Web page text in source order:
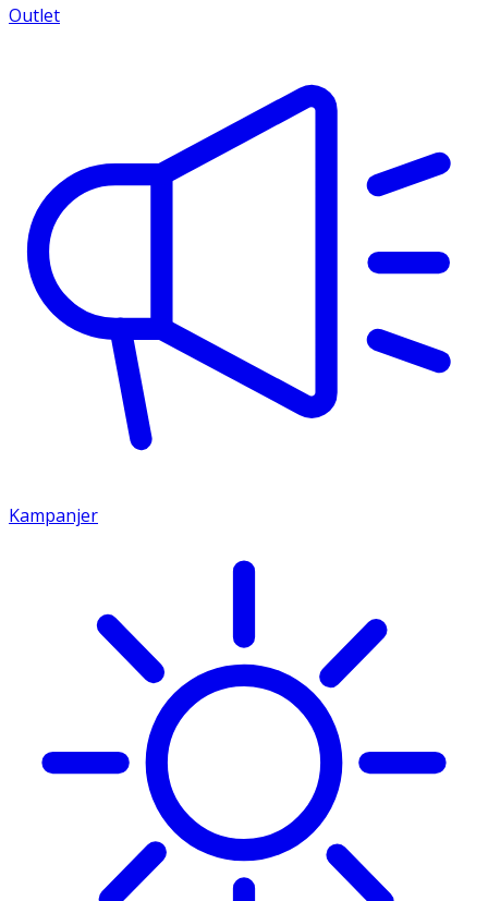
Outlet
Kampanjer